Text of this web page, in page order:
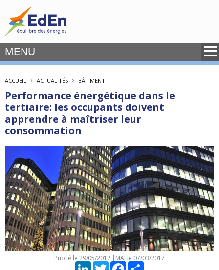
MENU
ACCUEIL › ACTUALITÉS › BÂTIMENT
Performance énergétique dans le
tertiaire: les occupants doivent
apprendre à maîtriser leur
consommation
Publié le 29/05/2012 | MAJ le 07/03/2017
LinkedInTwitterFacebook